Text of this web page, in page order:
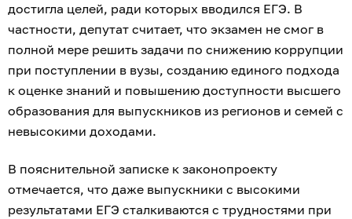
достигла целей, ради которых вводился ЕГЭ. В
частности, депутат считает, что экзамен не смог в
полной мере решить задачи по снижению коррупции
при поступлении в вузы, созданию единого подхода
к оценке знаний и повышению доступности высшего
образования для выпускников из регионов и семей с
невысокими доходами.
В пояснительной записке к законопроекту
отмечается, что даже выпускники с высокими
результатами ЕГЭ сталкиваются с трудностями при